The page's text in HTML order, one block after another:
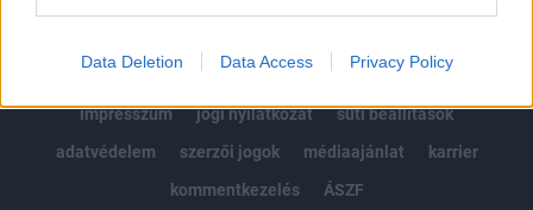
Data Deletion Data Access Privacy Policy
impresszum
jogi nyilatkozat
süti beállítások
adatvédelem
szerzői jogok médiaajánlat
karrier
kommentkezelés
ÁSZF